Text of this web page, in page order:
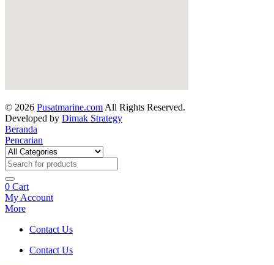
© 2026 Pusatmarine.com All Rights Reserved.
Developed by Dimak Strategy
Beranda
Pencarian
0 Cart
My Account
More
Contact Us
Contact Us